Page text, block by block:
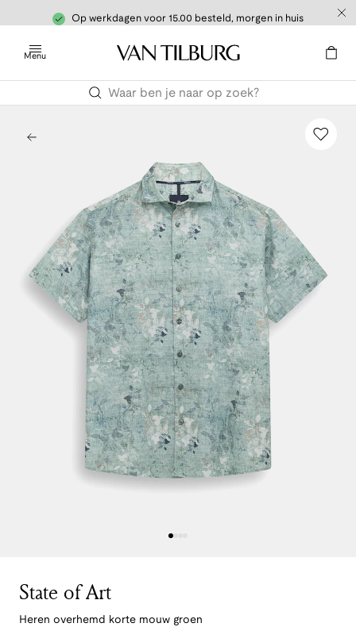
Op werkdagen voor 15.00 besteld, morgen in huis
Menu
State of Art
Heren overhemd korte mouw groen